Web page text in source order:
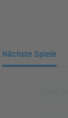
Nächste Spiele